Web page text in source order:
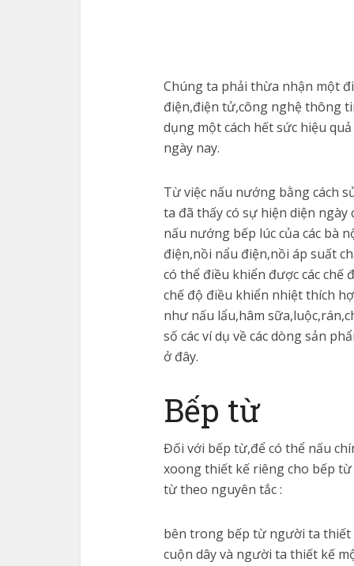
Chúng ta phải thừa nhận một
điện,điện tử,công nghệ thông
dụng một cách hết sức hiệu
ngày nay.
Từ việc nấu nướng bằng cách
ta đã thấy có sự hiện diện ngày
nấu nướng bếp lúc của các bà
điện,nồi nẩu điện,nồi áp suất
có thể điều khiển được các chế
chế độ điều khiển nhiệt thích
như nấu lẩu,hâm
số các ví dụ về các dòng sản
ở đây.
Bếp từ
Đối với bếp từ,để có thể nấu
xoong thiết kế riêng cho bếp
từ theo nguyên tắc :
bên trong bếp từ người ta thiết
cuộn dây và người ta thiết kế